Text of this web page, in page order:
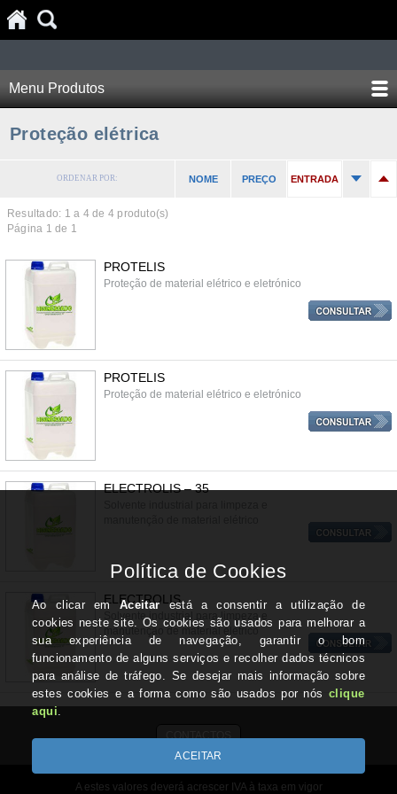
Menu Produtos
Proteção elétrica
ORDENAR POR: NOME PREÇO ENTRADA
Resultado: 1 a 4de 4 produto(s)
Página 1 de 1
PROTELIS
Proteção de material elétrico e eletrónico
PROTELIS
Proteção de material elétrico e eletrónico
ELECTROLIS – 35
ELECTROLIS
Solvente industrial para limpeza e
CONTACTOS
A estes valores deverá acrescer IVA à taxa em vigor